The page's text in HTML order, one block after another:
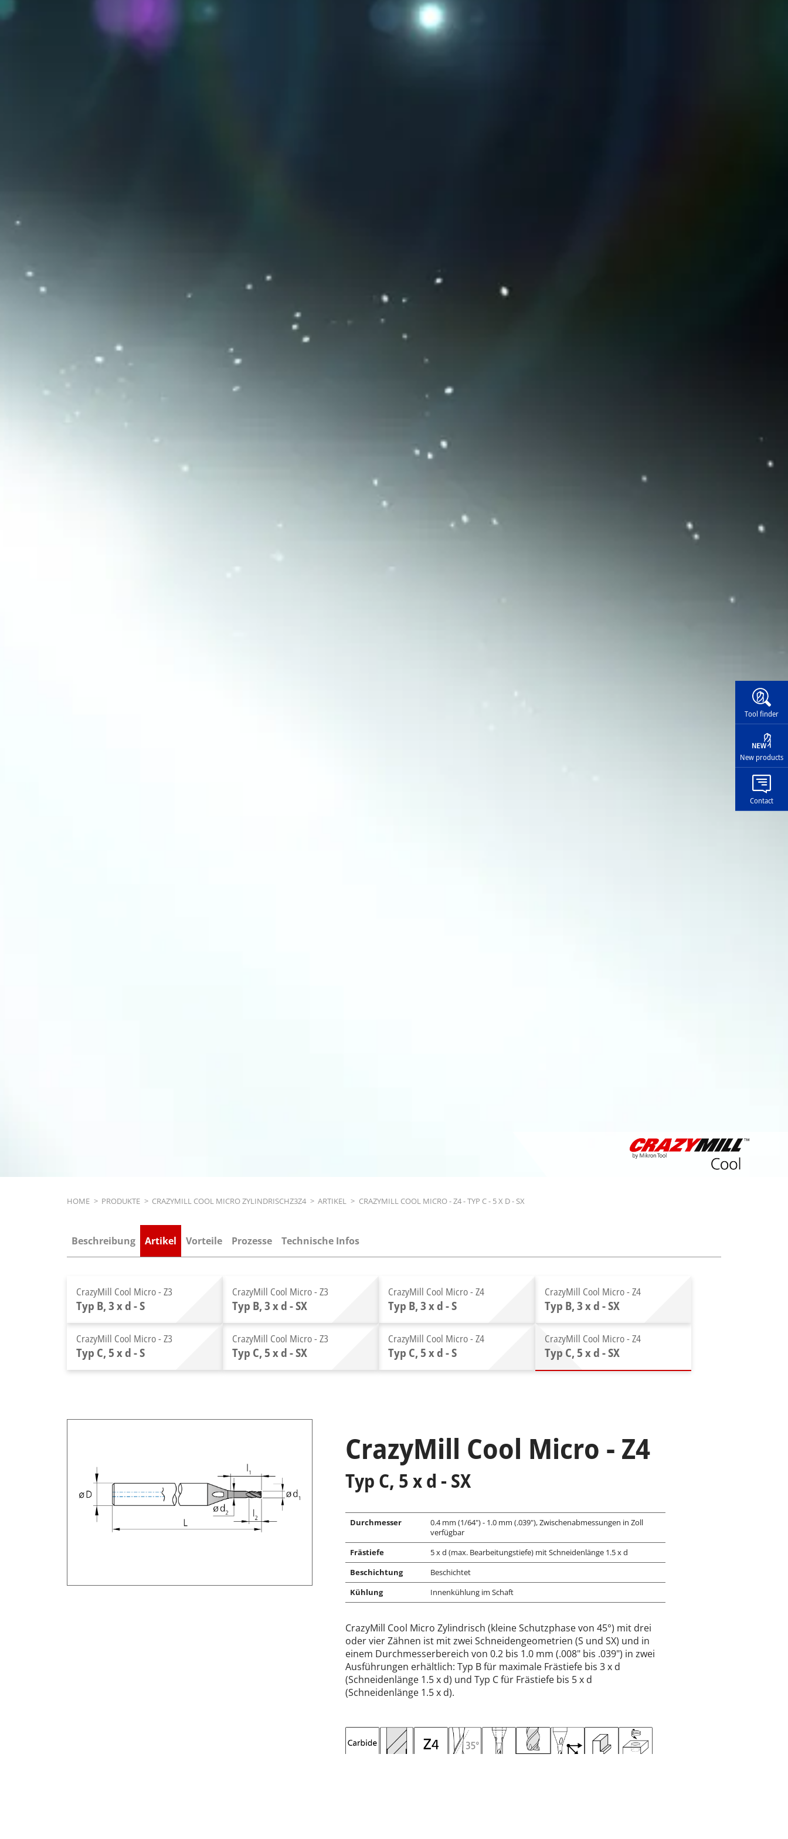
Tool finder
New products
Contact
Breadcrumb
HOME > PRODUKTE > CRAZYMILL COOL MICRO ZYLINDRISCHZ3Z4 > ARTIKEL > CRAZYMILL COOL MICRO - Z4 - TYP C - 5 X D - SX
Beschreibung Artikel Vorteile Prozesse Technische Infos
CrazyMill Cool Micro - Z3
Typ B, 3 x d - S
CrazyMill Cool Micro - Z3
Typ B, 3 x d - SX
CrazyMill Cool Micro - Z4
Typ B, 3 x d - S
CrazyMill Cool Micro - Z4
Typ B, 3 x d - SX
CrazyMill Cool Micro - Z3
Typ C, 5 x d - S
CrazyMill Cool Micro - Z3
Typ C, 5 x d - SX
CrazyMill Cool Micro - Z4
Typ C, 5 x d - S
CrazyMill Cool Micro - Z4
Typ C, 5 x d - SX
CrazyMill Cool Micro - Z4
Typ C, 5 x d - SX
Durchmesser
0.4 mm (1/64") - 1.0 mm (.039"), Zwischenabmessungen in Zoll
verfügbar
Frästiefe
5 x d (max. Bearbeitungstiefe) mit Schneidenlänge 1.5 x d
Beschichtung
Beschichtet
Kühlung
Innenkühlung im Schaft
CrazyMill Cool Micro Zylindrisch (kleine Schutzphase von 45°) mit drei
oder vier Zähnen ist mit zwei Schneidengeometrien (S und SX) und in
einem Durchmesserbereich von 0.2 bis 1.0 mm (.008" bis .039") in zwei
Ausführungen erhältlich: Typ B für maximale Frästiefe bis 3 x d
(Schneidenlänge 1.5 x d) und Typ C für Frästiefe bis 5 x d
(Schneidenlänge 1.5 x d).